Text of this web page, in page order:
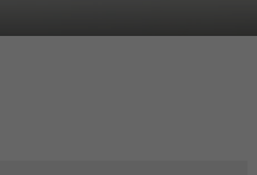
na zvýšenie